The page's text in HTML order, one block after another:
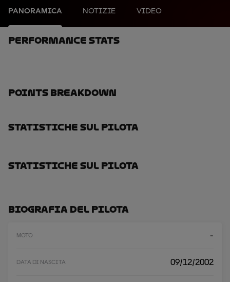
PANORAMICA NOTIZIE VIDEO
Performance Stats
Points Breakdown
Statistiche Sul Pilota
Statistiche Sul Pilota
Biografia Del Pilota
MOTO -
DATA DI NASCITA 09/12/2002